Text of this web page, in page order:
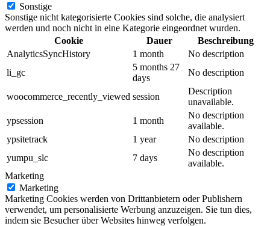
Sonstige
Sonstige nicht kategorisierte Cookies sind solche, die analysiert
werden und noch nicht in eine Kategorie eingeordnet wurden.
Cookie
Dauer
Beschreibung
AnalyticsSyncHistory
1 month
No description
li_gc
5 months 27
days
No description
woocommerce_recently_viewed session
Description
unavailable.
ypsession
1 month
No description
available.
ypsitetrack
1 year
No description
yumpu_slc
7 days
No description
available.
Marketing
Marketing
Marketing Cookies werden von Drittanbietern oder Publishern
verwendet, um personalisierte Werbung anzuzeigen. Sie tun dies,
indem sie Besucher über Websites hinweg verfolgen.